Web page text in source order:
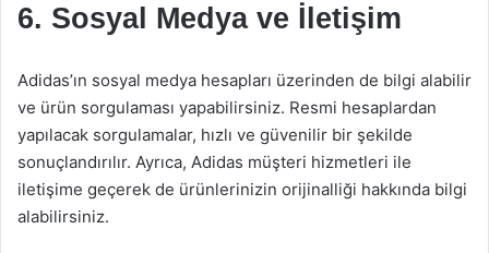
6. Sosyal Medya ve İletişim
Adidas’ın sosyal medya hesapları üzerinden de bilgi alabilir
ve ürün sorgulaması yapabilirsiniz. Resmi hesaplardan
yapılacak sorgulamalar, hızlı ve güvenilir bir şekilde
sonuçlandırılır. Ayrıca, Adidas müşteri hizmetleri ile
iletişime geçerek de ürünlerinizin orijinalliği hakkında bilgi
alabilirsiniz.